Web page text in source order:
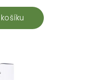
denní